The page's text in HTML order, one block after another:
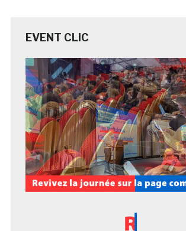
EVENT CLIC